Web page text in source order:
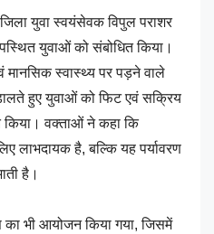
युवा स्वयंसेवक विपुल पराशर
युवाओं को संबोधित किया।
मानसिक स्वास्थ्य पर पड़ने वाले
हुए युवाओं को फिट एवं सक्रिय
किया। वक्ताओं ने कहा कि
लाभदायक है, बल्कि यह पर्यावरण
है।
भी आयोजन किया गया, जिसमें